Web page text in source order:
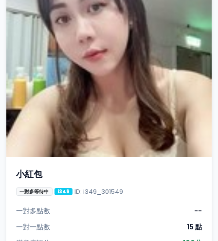
小紅包
一對多等待中 i349 ID: i349_301549
一對多點數
--
一對一點數
15 點